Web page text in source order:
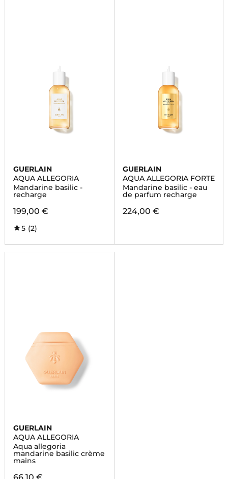
GUERLAIN
AQUA ALLEGORIA
Mandarine basilic -
recharge
199,00 €
5 (2)
GUERLAIN
AQUA ALLEGORIA FORTE
Mandarine basilic - eau
de parfum recharge
224,00 €
GUERLAIN
AQUA ALLEGORIA
Aqua allegoria
mandarine basilic crème
mains